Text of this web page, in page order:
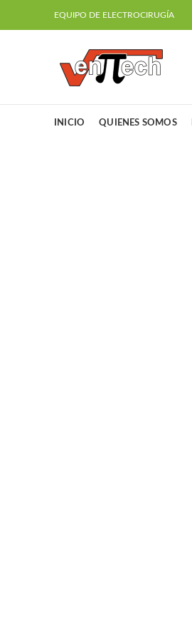
EQUIPO DE ELECTROCIRUGÍA
INICIO QUIENES SOMOS